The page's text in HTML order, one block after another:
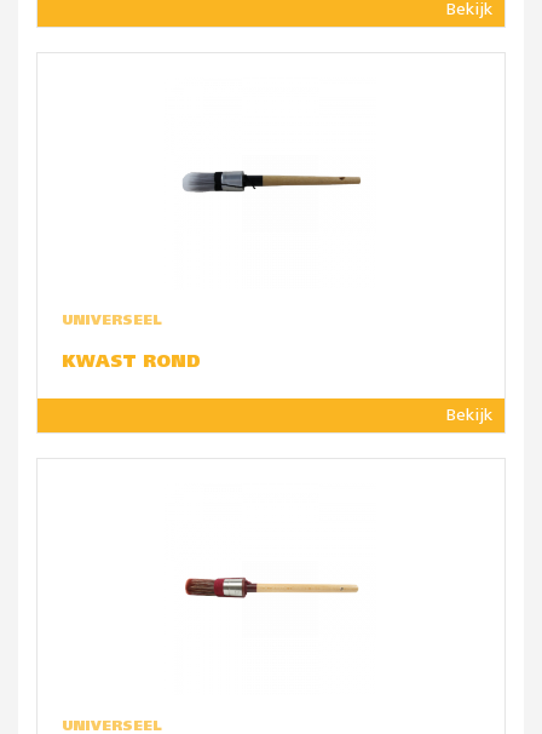
Bekijk
UNIVERSEEL
KWAST ROND
Bekijk
UNIVERSEEL